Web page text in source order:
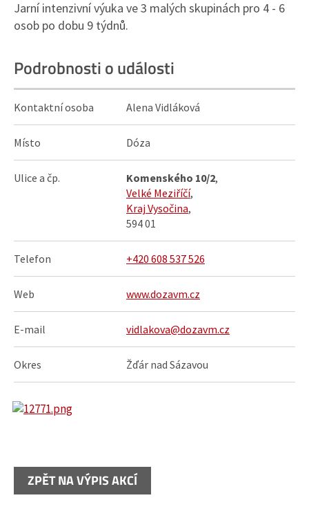
Jarní intenzivní výuka ve 3 malých skupinách pro 4 - 6
osob po dobu 9 týdnů.
Podrobnosti o události
Kontaktní osoba Alena Vidláková
Místo Dóza
Ulice a čp. Komenského 10/2,
Velké Meziříčí,
Kraj Vysočina,
594 01
Telefon +420 608 537 526
Web www.dozavm.cz
E-mail vidlakova@dozavm.cz
Okres Žďár nad Sázavou
ZPĚT NA VÝPIS AKCÍ